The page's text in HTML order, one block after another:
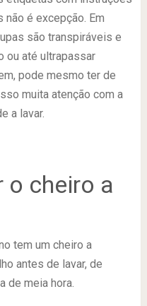
é excepção. Em
são transpiráveis e
ou até ultrapassar
pode mesmo ter de
muita atenção com a
a lavar.
o cheiro a
tem um cheiro a
antes de lavar, de
de meia hora.